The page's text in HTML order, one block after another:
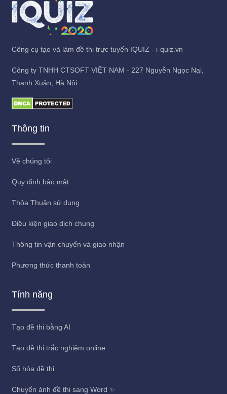
Công cụ tạo và làm đề thi trực tuyến IQUIZ - i-quiz.vn
Công ty TNHH CTSOFT VIỆT NAM - 227 Nguyễn Ngọc Nại,
Thanh Xuân, Hà Nội
Thông tin
Về chúng tôi
Quy định bảo mật
Thỏa Thuận sử dụng
Điều kiện giao dịch chung
Thông tin vận chuyển và giao nhận
Phương thức thanh toán
Tính năng
Tạo đề thi bằng AI
Tạo đề thi trắc nghiệm online
Số hóa đề thi
Chuyển ảnh đề thi sang Word ✨